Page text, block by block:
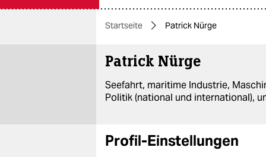
themen
politik
öko
kultur
Startseite Patrick Nürge
Patrick Nürge
Seefahrt, maritime Industrie,
Politik (national und international),
Profil-Einstellungen